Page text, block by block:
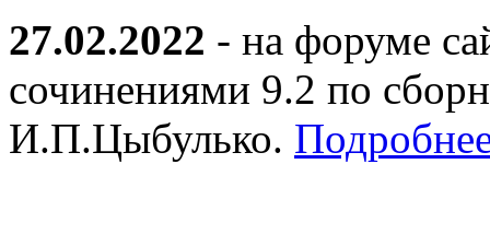
27.02.2022 - на форуме
сочинениями 9.2 по
И.П.Цыбулько.